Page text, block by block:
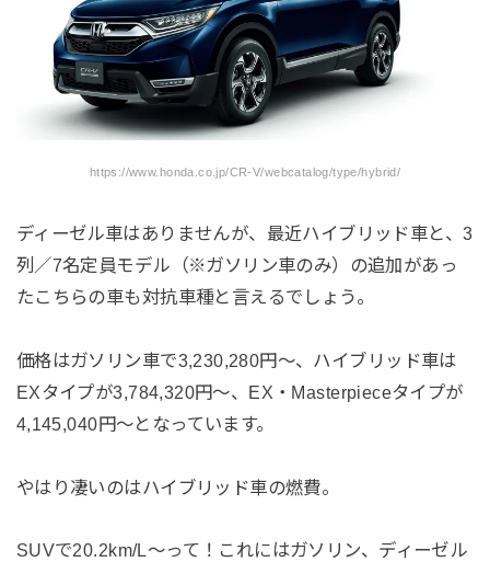
https://www.honda.co.jp/CR-V/webcatalog/type/hybrid/
ディーゼル車はありませんが、最近ハイブリッド車と、3
列／7名定員モデル（※ガソリン車のみ）の追加があっ
たこちらの車も対抗車種と言えるでしょう。
価格はガソリン車で3,230,280円〜、ハイブリッド車は
EXタイプが3,784,320円〜、EX・Masterpieceタイプが
4,145,040円〜となっています。
やはり凄いのはハイブリッド車の燃費。
SUVで20.2km/L〜って！これにはガソリン、ディーゼル